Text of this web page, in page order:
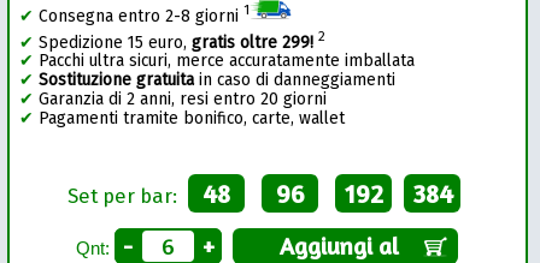
✔ Consegna entro 2-8 giorni 1
✔ Spedizione 15 euro,gratis oltre 299! 2
✔ Pacchi ultra sicuri, merce accuratamente imballata
✔ Sostituzione gratuitain caso di danneggiamenti
✔ Garanzia di 2 anni, resi entro 20 giorni
✔ Pagamenti tramite bonifico, carte, wallet
Set per bar: 48 96 192 384
Qnt: - + Aggiungi al